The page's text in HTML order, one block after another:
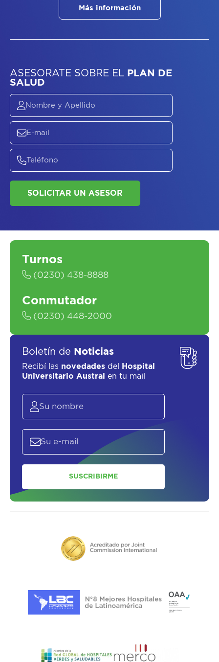
Más información
SOLICITAR UN ASESOR
Turnos
(0230) 438-8888
Conmutador
(0230) 448-2000
Boletín de Noticias
Recibí las novedades del
Hospital
Universitario Austral
en tu mail
SUSCRIBIRME